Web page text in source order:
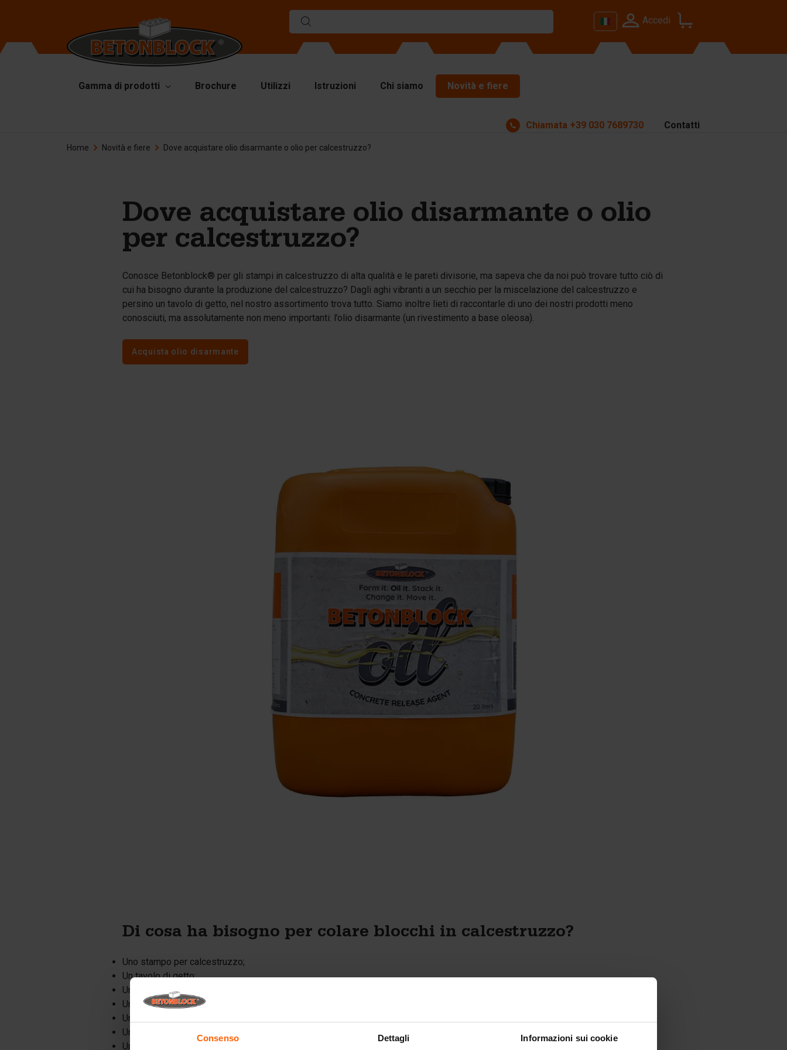
Consenso Dettagli Informazioni sui cookie
Accedi
Gamma di prodotti
Pacchetto iniziale
Lastre per pavimentazione
Pareti di contenimento
Divisori
Accessori per la
movimentazione
Accessori
Brochure Utilizzi Istruzioni Chi siamo Novità e fiere
Chiamata +39 030 7689730 Contatti
Home Novità e fiere Dove acquistare olio disarmante o olio per calcestruzzo?
Dove acquistare olio disarmante o olio
per calcestruzzo?
Conosce Betonblock® per gli stampi in calcestruzzo di alta qualità e le pareti divisorie, ma sapeva che da noi può trovare tutto ciò di
cui ha bisogno durante la produzione del calcestruzzo? Dagli aghi vibranti a un secchio per la miscelazione del calcestruzzo e
persino un tavolo di getto, nel nostro assortimento trova tutto. Siamo inoltre lieti di raccontarle di uno dei nostri prodotti meno
conosciuti, ma assolutamente non meno importanti: l’olio disarmante (un rivestimento a base oleosa).
Acquista olio disarmante
Di cosa ha bisogno per colare blocchi in calcestruzzo?
Uno stampo per calcestruzzo;
Un tavolo di getto;
Un rivestimento a base oleosa;
Una pompa per olio;
Un secchio per la miscelazione del calcestruzzo;
Un ago vibrante;
Una staggia di finitura;